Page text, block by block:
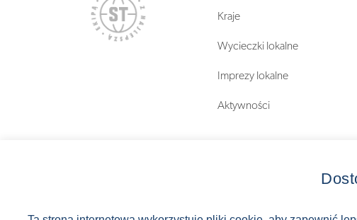
Kraje
Wycieczki lokalne
Imprezy lokalne
Aktywności